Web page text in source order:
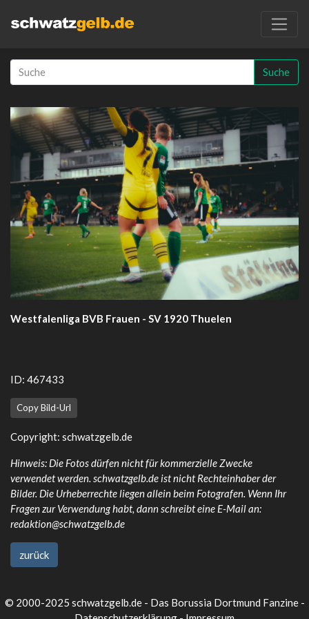
Suche
Westfalenliga BVB Frauen - SV 1920 Thuelen
ID: 467433
Copy Bild-Url
Copyright: schwatzgelb.de
Hinweis: Die Fotos dürfen nicht für kommerzielle Zwecke
verwendet werden. schwatzgelb.de ist nicht Rechteinhaber der
Bilder. Die Urheberrechte liegen allein beim Fotografen. Wenn Ihr
Fragen zur Verwendung habt, dann schreibt eine E-Mail an:
redaktion@schwatzgelb.de
zurück
© 2000-2025 schwatzgelb.de - Das Borussia Dortmund Fanzine -